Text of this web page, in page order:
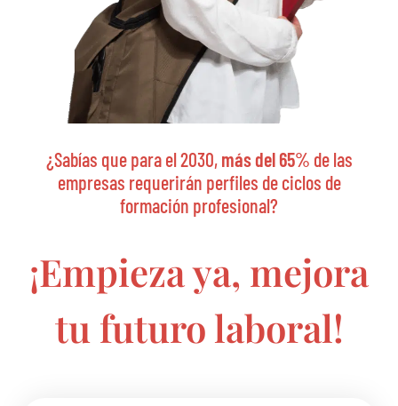
¿Sabías que para el 2030,más del 65% de las
empresas requerirán perfiles de ciclos de
formación profesional?
¡Empieza ya, mejora
tu futuro laboral!